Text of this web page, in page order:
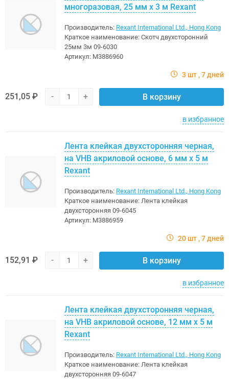
многоразовая, 25 мм х 3 м Rexant
Производитель: Rexant International Ltd., Hong Kong
Краткое наименование: Скотч двухсторонний
25мм 3м 09-6030
Артикул: M3886960
3 шт 7 дней
251,05 ₽ - + В корзину
в избранное
Лента клейкая двухсторонняя черная,
на VHB акриловой основе, 6 мм х 5 м
Rexant
Производитель: Rexant International Ltd., Hong Kong
Краткое наименование: Лента клейкая
двухсторонняя 09-6045
Артикул: M3886959
20 шт 7 дней
152,91 ₽ - + В корзину
в избранное
Лента клейкая двухсторонняя черная,
на VHB акриловой основе, 12 мм х 5 м
Rexant
Производитель: Rexant International Ltd., Hong Kong
Краткое наименование: Лента клейкая
двухсторонняя 09-6047